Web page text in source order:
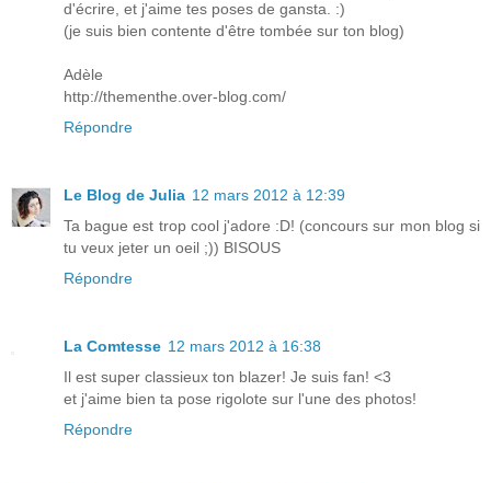
d'écrire, et j'aime tes poses de gansta. :)
(je suis bien contente d'être tombée sur ton blog)
Adèle
http://thementhe.over-blog.com/
Répondre
Le Blog de Julia 12 mars 2012 à 12:39
Ta bague est trop cool j'adore :D! (concours sur mon blog si
tu veux jeter un oeil ;)) BISOUS
Répondre
La Comtesse 12 mars 2012 à 16:38
Il est super classieux ton blazer! Je suis fan! <3
et j'aime bien ta pose rigolote sur l'une des photos!
Répondre